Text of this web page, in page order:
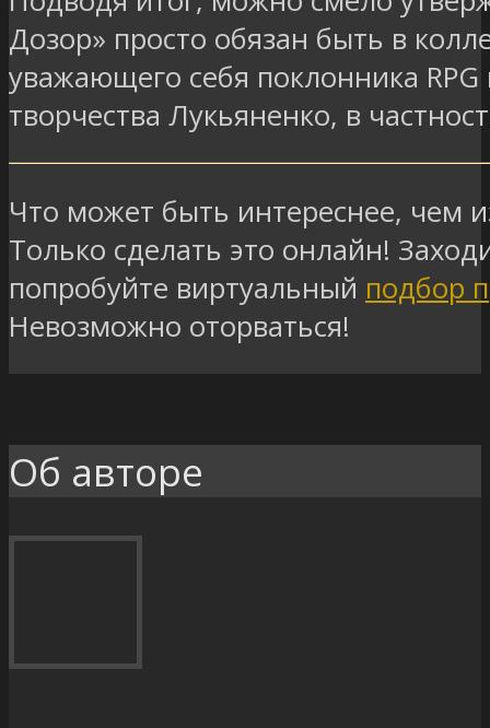
Дозор» просто обязан быть в
уважающего себя поклонника
творчества Лукьяненко, в
Что может быть интереснее, чем
Только сделать это онлайн!
попробуйте виртуальный подбор
Невозможно оторваться!
Об авторе